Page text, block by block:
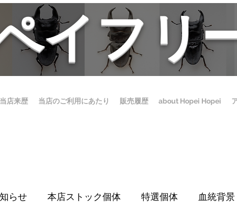
イフリ
当店来歴 当店のご利用にあたり 販売履歴 about Hopei Hopei
らせ 本店ストック個体 特選個体 血統背景